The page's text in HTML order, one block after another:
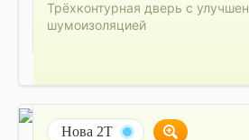
Трёхконтурная дверь с
шумоизоляцией
Нова 2Т